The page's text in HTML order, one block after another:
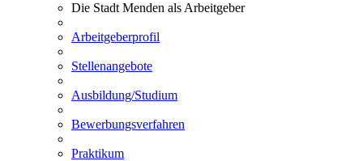
Die Stadt Menden als Arbeitgeber
Arbeitgeberprofil
Stellenangebote
Ausbildung/Studium
Bewerbungsverfahren
Praktikum